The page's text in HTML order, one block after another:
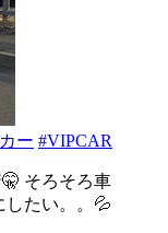
ー #VIPCAR
そろそろ車
したい。。💦